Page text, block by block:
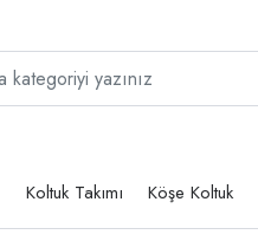
Koltuk Takımı Köşe Koltuk